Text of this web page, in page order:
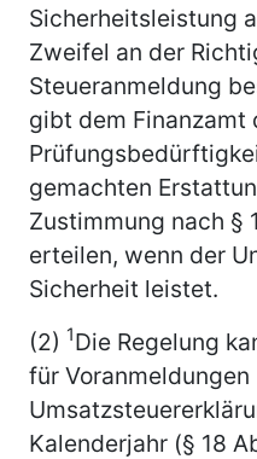
Sicherheitsleistung
Zweifel an der
Steueranmeldung
gibt dem
gemachten
Zustimmung nach §
erteilen, wenn der
Sicherheit leistet.
(2) 1Die Regelung
für Voranmeldungen
Kalenderjahr (§ 18